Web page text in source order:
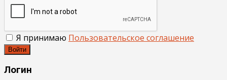
Я принимаю Пользовательское соглашение
Войти
Логин